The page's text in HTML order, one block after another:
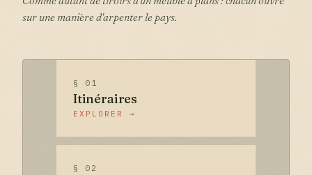
sur une manière d'arpenter le pays.
§ 01
Itinéraires
EXPLORER →
§ 02